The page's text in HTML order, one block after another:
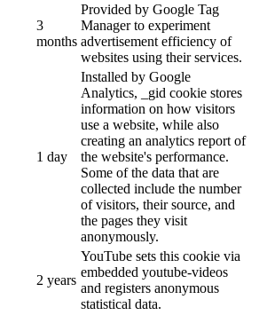
3
months
Provided by Google Tag
Manager to experiment
advertisement efficiency of
websites using their services.
1 day
Installed by Google
Analytics, _gid cookie stores
information on how visitors
use a website, while also
creating an analytics report of
the website's performance.
Some of the data that are
collected include the number
of visitors, their source, and
the pages they visit
anonymously.
2 years
YouTube sets this cookie via
embedded youtube-videos
and registers anonymous
statistical data.